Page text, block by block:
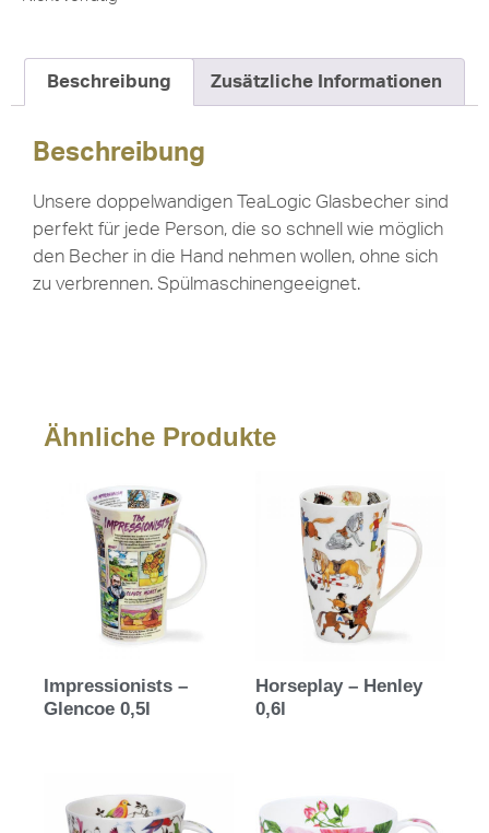
Beschreibung Zusätzliche Informationen
Beschreibung
Unsere doppelwandigen TeaLogic Glasbecher sind
perfekt für jede Person, die so schnell wie möglich
den Becher in die Hand nehmen wollen, ohne sich
zu verbrennen. Spülmaschinengeeignet.
Ähnliche Produkte
Impressionists –
Glencoe 0,5l
Horseplay – Henley
0,6l